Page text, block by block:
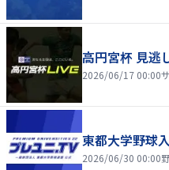
高円宮杯 見逃
2026/06/17 00:00
東都大学野球
2026/06/30 00:00